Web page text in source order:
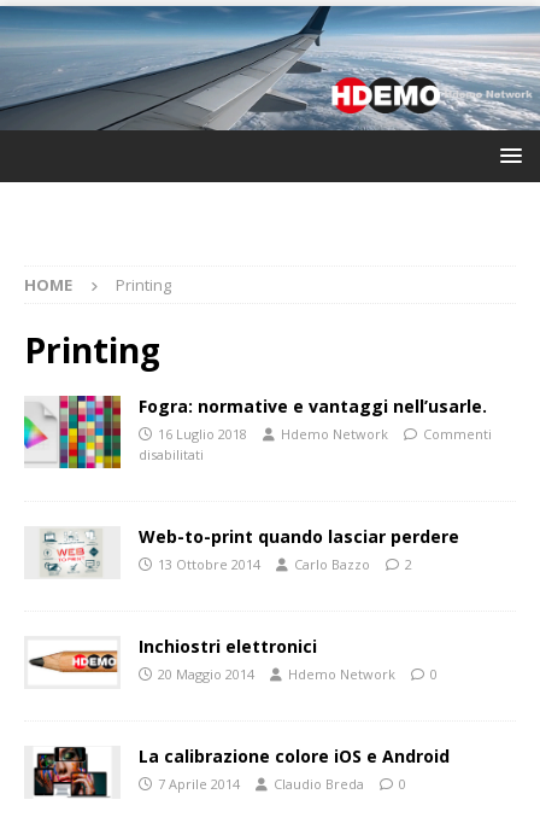
HOME Printing
Printing
Fogra: normative e vantaggi nell’usarle.
16 Luglio 2018 Hdemo Network
Commenti
disabilitati
Web-to-print quando lasciar perdere
13 Ottobre 2014 Carlo Bazzo 2
Inchiostri elettronici
20 Maggio 2014 Hdemo Network 0
La calibrazione colore iOS e Android
7 Aprile 2014 Claudio Breda 0